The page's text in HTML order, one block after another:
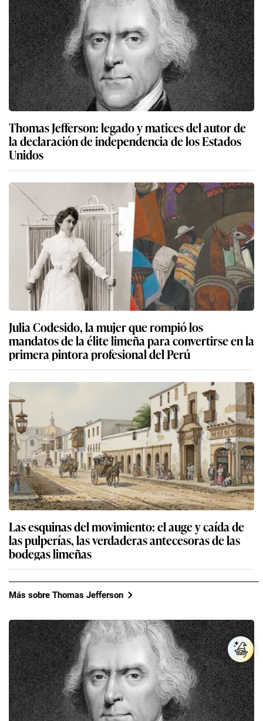
Thomas Jefferson: legado y matices del autor de
la declaración de independencia de los Estados
Unidos
Julia Codesido, la mujer que rompió los
mandatos de la élite limeña para convertirse en la
primera pintora profesional del Perú
Las esquinas del movimiento: el auge y caída de
las pulperías, las verdaderas antecesoras de las
bodegas limeñas
Más sobre Thomas Jefferson